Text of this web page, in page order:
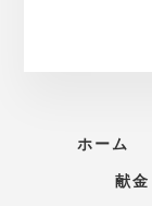
ホーム
献金